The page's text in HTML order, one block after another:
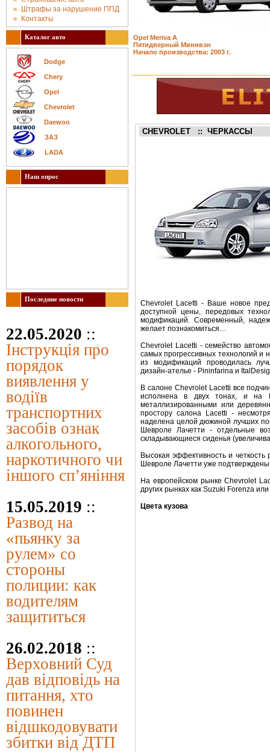
Штрафы за нарушение ППД
Контакты
Каталог авто
Dodge
Chery
Opel
Chevrolet
Daewoo
ЗАЗ
LADA
Наш опрос
Последние новости
22.05.2020 ::
Інструкція про
порядок
виявлення у
водіїв
транспортних
засобів ознак
алкогольного,
наркотичного чи
іншого сп’яніння
15.05.2019 ::
Развод на
«пьянку за
рулем» со
стороны
полиции: как
водителям
защититься
26.02.2018 ::
Верховний Суд
дав відповідь на
питання, хто
повинен
відшкодовувати
збитки від ДТП
Opel Meriva A
Пятидверный Минивэн
Начало производства: 2003 г.
CHEVROLET :: ЧЕРКАССЫ
Chevrolet Lacetti - Ваше новое
доступной цены, передовых
модификаций. Современный,
желает познакомиться…
Chevrolet Lacetti - семейство
самых прогрессивных технологий и
из модификаций проводилась
дизайн-ателье - Pininfarina и
В салоне Chevrolet Lacetti все
исполнена в двух тонах, и на
металлизированными или
простору салона Lacetti -
наделена целой дюжиной лучших
Шевроле Лачетти - отдельные
складывающиеся сиденья
Высокая эффективность и
Шевроле Лачетти уже
На европейском рынке Chevrolet
других рынках как Suzuki Forenza
Цвета кузова